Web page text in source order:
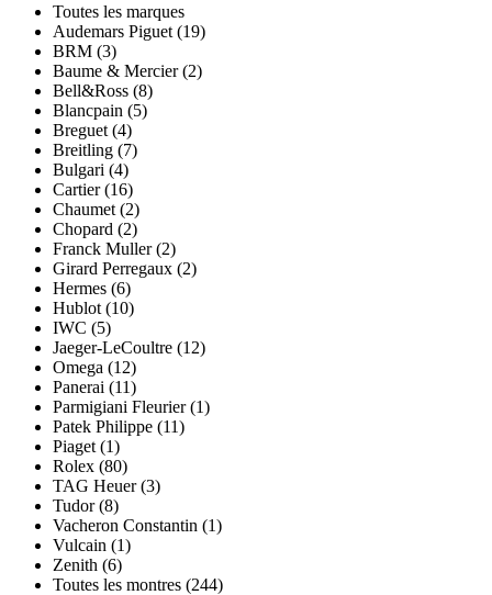
Toutes les marques
Audemars Piguet (19)
BRM (3)
Baume & Mercier (2)
Bell&Ross (8)
Blancpain (5)
Breguet (4)
Breitling (7)
Bulgari (4)
Cartier (16)
Chaumet (2)
Chopard (2)
Franck Muller (2)
Girard Perregaux (2)
Hermes (6)
Hublot (10)
IWC (5)
Jaeger-LeCoultre (12)
Omega (12)
Panerai (11)
Parmigiani Fleurier (1)
Patek Philippe (11)
Piaget (1)
Rolex (80)
TAG Heuer (3)
Tudor (8)
Vacheron Constantin (1)
Vulcain (1)
Zenith (6)
Toutes les montres (244)